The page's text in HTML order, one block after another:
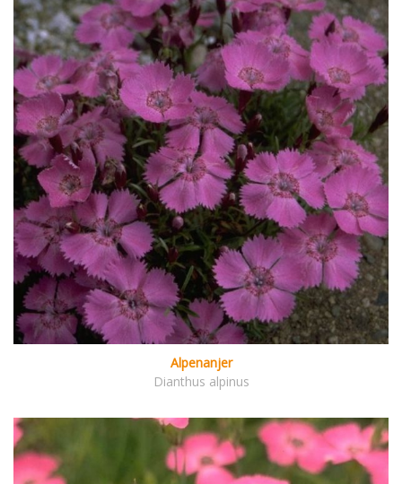
Alpenanjer
Dianthus alpinus